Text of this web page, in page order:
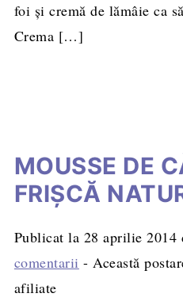
foi și cremă de lămâie ca
Crema […]
MOUSSE DE
FRIȘCĂ
Publicat la 28 aprilie 2014
comentarii - Această
afiliate